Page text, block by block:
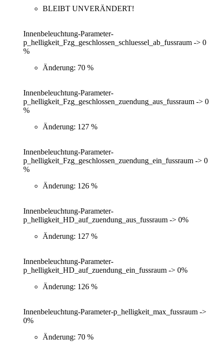
BLEIBT UNVERÄNDERT!
Innenbeleuchtung-Parameter-
p_helligkeit_Fzg_geschlossen_schluessel_ab_fussraum -> 0
%
Änderung: 70 %
Innenbeleuchtung-Parameter-
p_helligkeit_Fzg_geschlossen_zuendung_aus_fussraum -> 0
%
Änderung: 127 %
Innenbeleuchtung-Parameter-
p_helligkeit_Fzg_geschlossen_zuendung_ein_fussraum -> 0
%
Änderung: 126 %
Innenbeleuchtung-Parameter-
p_helligkeit_HD_auf_zuendung_aus_fussraum -> 0%
Änderung: 127 %
Innenbeleuchtung-Parameter-
p_helligkeit_HD_auf_zuendung_ein_fussraum -> 0%
Änderung: 126 %
Innenbeleuchtung-Parameter-p_helligkeit_max_fussraum ->
0%
Änderung: 70 %